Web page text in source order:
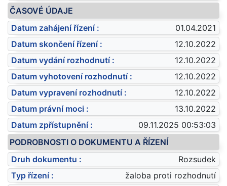
ČASOVÉ ÚDAJE
Datum zahájení řízení :
01.04.2021
Datum skončení řízení :
12.10.2022
Datum vydání rozhodnutí :
12.10.2022
Datum vyhotovení rozhodnutí :
12.10.2022
Datum vypravení rozhodnutí :
12.10.2022
Datum právní moci :
13.10.2022
Datum zpřístupnění :
09.11.2025 00:53:03
PODROBNOSTI O DOKUMENTU A ŘÍZENÍ
Druh dokumentu :
Rozsudek
Typ řízení :
žaloba proti rozhodnutí